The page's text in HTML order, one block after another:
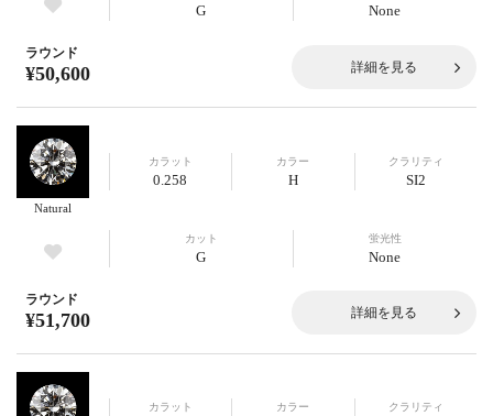
G None
ラウンド
¥50,600 詳細を見る
Natural
カラット
0.258
カラー
H
クラリティ
SI2
カット
G
蛍光性
None
ラウンド
¥51,700 詳細を見る
カラット カラー クラリティ